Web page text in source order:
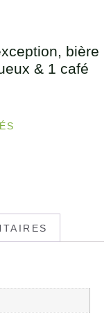
bière
& 1 café